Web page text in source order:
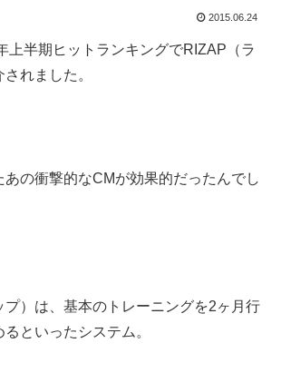
2015.06.24
上半期ヒットランキングでRIZAP（ラ
れました。
の衝撃的なCMが効果的だったんでし
プ）は、基本のトレーニングを2ヶ月行
といったシステム。